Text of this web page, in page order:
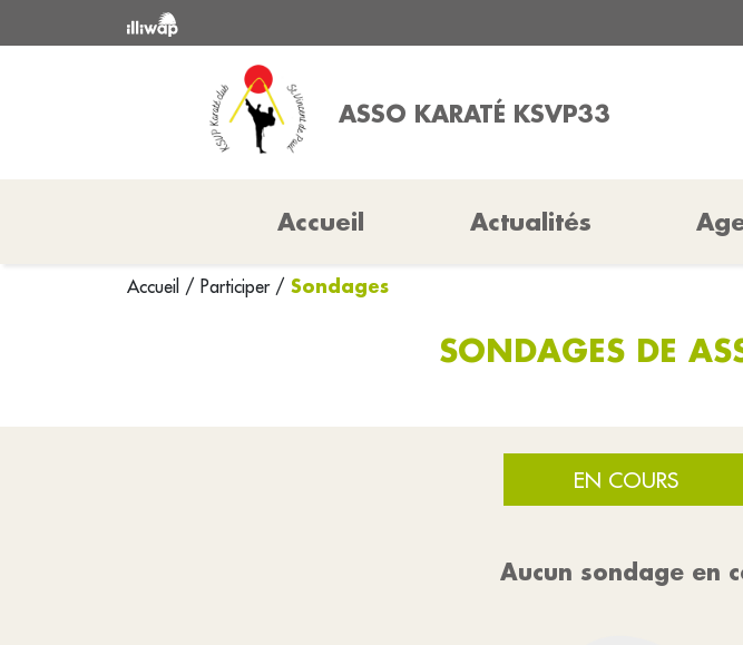
ASSO KARATÉ KSVP33
Accueil Actualités
Accueil / Participer/ Sondages
SONDAGES DE
EN COURS
Aucun sondage en